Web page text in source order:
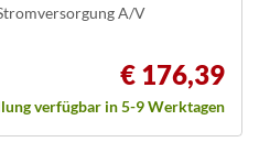
A/V
€ 176,39
verfügbar in 5-9 Werktagen